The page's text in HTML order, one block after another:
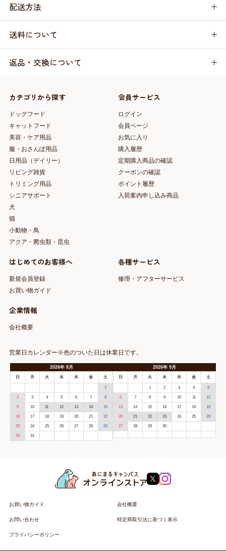
配送方法
送料について
返品・交換について
カテゴリから探す
ドッグフード
キャットフード
美容・ケア用品
服・おさんぽ用品
日用品（デイリー）
リビング雑貨
トリミング用品
シニアサポート
犬
猫
小動物・鳥
アクア・爬虫類・昆虫
会員サービス
ログイン
会員ページ
お気に入り
購入履歴
定期購入商品の確認
クーポンの確認
ポイント履歴
入荷案内申し込み商品
はじめてのお客様へ
新規会員登録
お買い物ガイド
各種サービス
修理・アフターサービス
企業情報
会社概要
営業日カレンダー※色のついた日は休業日です。
2026年 8月
日 月 火 水 木 金 土
1
2 3 4 5 6 7 8
9 10 11 12 13 14 15
16 17 18 19 20 21 22
23 24 25 26 27 28 29
30 31
2026年9月
日 月 火 水 木 金 土
1 2 3 4 5
6 7 8 9 10 11 12
13 14 15 16 17 18 19
20 21 22 23 24 25 26
27 28 29 30
お買い物ガイド 会社概要
お問い合わせ 特定商取引法に基づく表示
プライバシーポリシー